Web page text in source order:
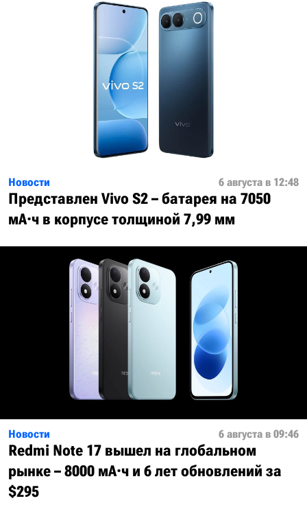
Новости 6 августа в 12:48
Представлен Vivo S2 – батарея на 7050
мА·ч в корпусе толщиной 7,99 мм
Новости 6 августа в 09:46
Redmi Note 17 вышел на глобальном
рынке – 8000 мА·ч и 6 лет обновлений за
$295